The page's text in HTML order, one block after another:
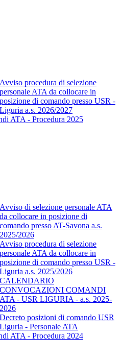
Avviso procedura di selezione
personale ATA da collocare in
posizione di comando presso USR -
Liguria a.s. 2026/2027
ATA - Procedura 2025
Avviso di selezione personale ATA
da collocare in posizione di
comando presso AT-Savona a.s.
2025/2026
Avviso procedura di selezione
personale ATA da collocare in
posizione di comando presso USR -
Liguria a.s. 2025/2026
CALENDARIO
CONVOCAZIONI COMANDI
ATA - USR LIGURIA - a.s. 2025-
2026
Decreto posizioni di comando USR
Liguria - Personale ATA
ATA - Procedura 2024